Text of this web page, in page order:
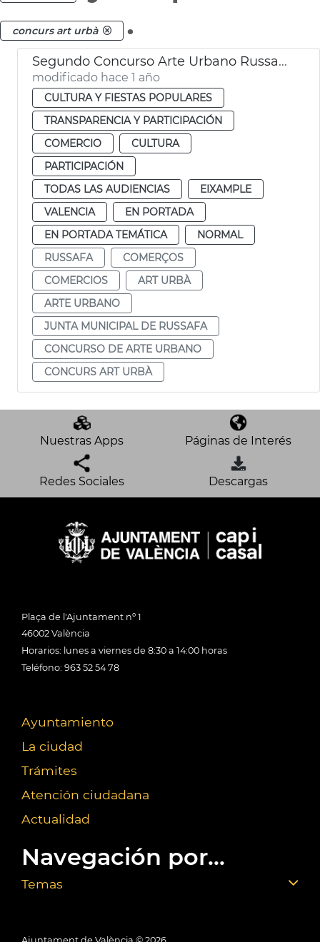
concurs art urbà .
Segundo Concurso Arte Urbano Russafa Ayuntamiento Valéncia
modificado hace 1 año
CULTURA Y FIESTAS POPULARES
TRANSPARENCIA Y PARTICIPACIÓN
COMERCIO
CULTURA
PARTICIPACIÓN
TODAS LAS AUDIENCIAS
EIXAMPLE
VALENCIA
EN PORTADA
EN PORTADA TEMÁTICA
NORMAL
RUSSAFA
COMERÇOS
COMERCIOS
ART URBÀ
ARTE URBANO
JUNTA MUNICIPAL DE RUSSAFA
CONCURSO DE ARTE URBANO
CONCURS ART URBÀ
Nuestras Apps Páginas de Interés
Redes Sociales Descargas
Plaça de l'Ajuntament nº 1
46002 València
Horarios: lunes a viernes de 8:30 a 14:00 horas
Teléfono: 963 52 54 78
Ayuntamiento
La ciudad
Trámites
Atención ciudadana
Actualidad
Navegación por...
Temas